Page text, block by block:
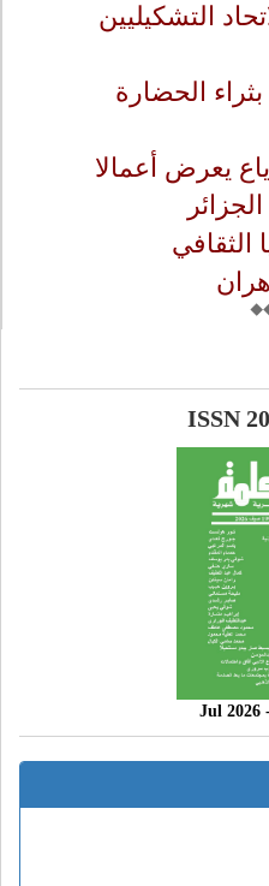
التشكيليين
الحضارة
يعرض أعمالا
الثقافي
ISSN